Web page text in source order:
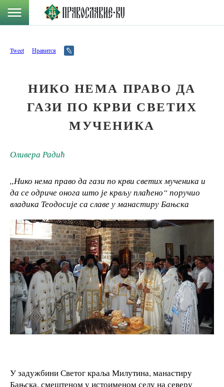
Tweet Нравится
НИКО НЕМА ПРАВО ДА
ГАЗИ ПО КРВИ СВЕТИХ
МУЧЕНИКА
Оливера Радић
,,Нико нема право да гази по крви светих мученика и
да се одриче онога што је крвљу плаћено“ поручио
владика Теодосије са славе у манастиру Бањска
У задужбини Светог краља Милутина, манастиру
Бањска, смештеном у истоименом селу на северу